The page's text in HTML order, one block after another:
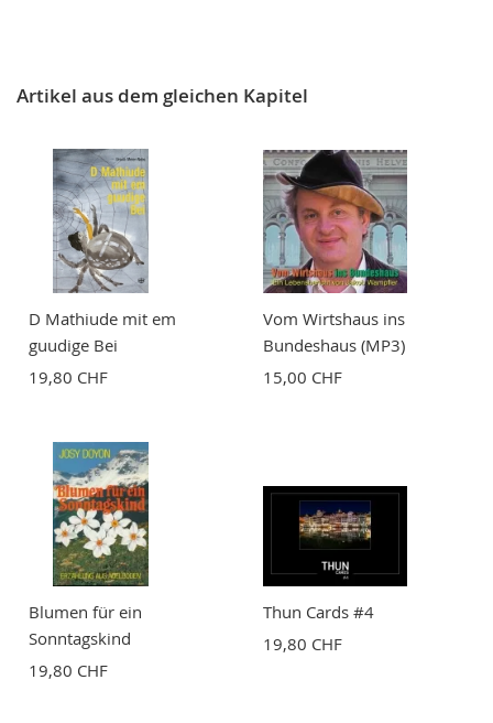
Artikel aus dem gleichen Kapitel
D Mathiude mit em
guudige Bei
19,80 CHF
Vom Wirtshaus ins
Bundeshaus (MP3)
15,00 CHF
Blumen für ein
Sonntagskind
19,80 CHF
Thun Cards #4
19,80 CHF